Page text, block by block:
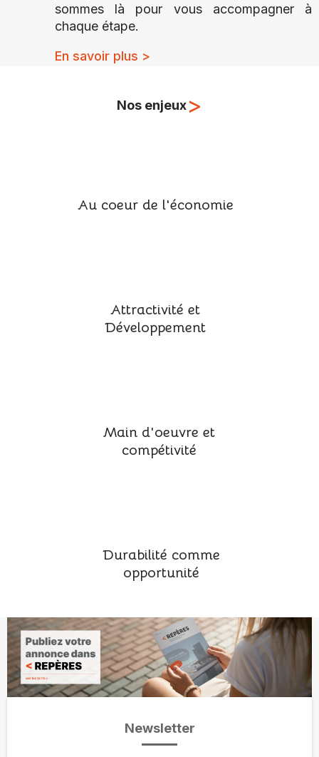
sommes là pour vous accompagner à
chaque étape.
En savoir plus >
Nos enjeux>
Au coeur de l'économie
Attractivité et
Développement
Main d'oeuvre et
compétivité
Durabilité comme
opportunité
Newsletter